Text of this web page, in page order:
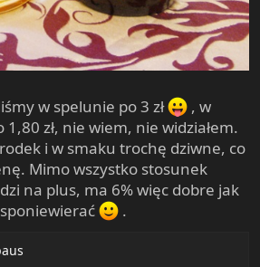
w spelunie po 3 zł
, w
zł, nie wiem, nie widziałem.
i w smaku trochę dziwne, co
Mimo wszystko stosunek
na plus, ma 6% więc dobre jak
.